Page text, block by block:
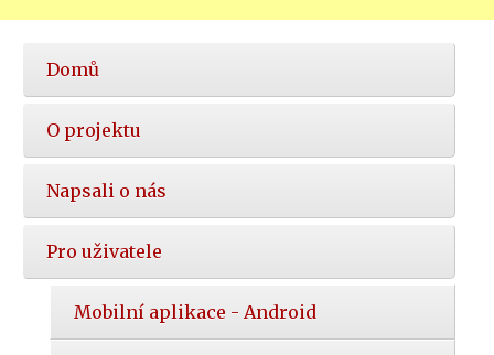
Hlavní
nabídka
Domů
O projektu
Napsali o nás
Pro uživatele
Mobilní aplikace - Android